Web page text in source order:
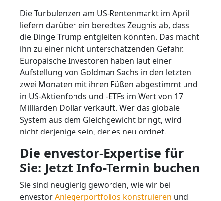
Die Turbulenzen am US-Rentenmarkt im April
liefern darüber ein beredtes Zeugnis ab, dass
die Dinge Trump entgleiten könnten. Das macht
ihn zu einer nicht unterschätzenden Gefahr.
Europäische Investoren haben laut einer
Aufstellung von Goldman Sachs in den letzten
zwei Monaten mit ihren Füßen abgestimmt und
in US-Aktienfonds und -ETFs im Wert von 17
Milliarden Dollar verkauft. Wer das globale
System aus dem Gleichgewicht bringt, wird
nicht derjenige sein, der es neu ordnet.
Die envestor-Expertise für
Sie: Jetzt Info-Termin buchen
Sie sind neugierig geworden, wie wir bei
envestorAnlegerportfolios konstruieren und